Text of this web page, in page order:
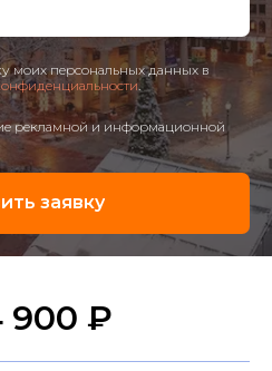
моих персональных данных в
.
рекламной и информационной
заявку
900 ₽